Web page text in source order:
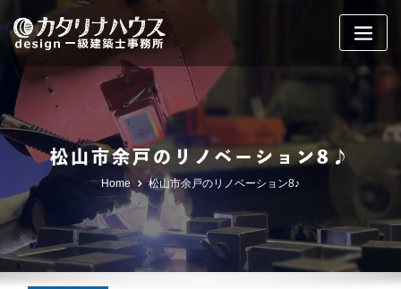
content
松山市余戸のリノベーション8♪
Home 松山市余戸のリノベーション8♪